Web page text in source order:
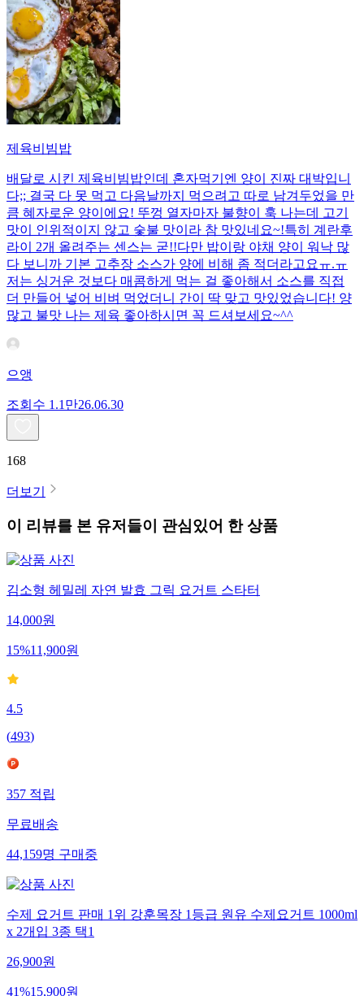
제육비빔밥
배달로 시킨 제육비빔밥인데 혼자먹기엔 양이 진짜 대박입니
다;; 결국 다 못 먹고 다음날까지 먹으려고 따로 남겨두었을 만
큼 혜자로운 양이에요! 뚜껑 열자마자 불향이 훅 나는데 고기
맛이 인위적이지 않고 숯불 맛이라 참 맛있네요~!특히 계란후
라이 2개 올려주는 센스는 굳!! ​다만 밥이랑 야채 양이 워낙 많
다 보니까 기본 고추장 소스가 양에 비해 좀 적더라고요ㅠ.ㅠ
저는 싱거운 것보다 매콤하게 먹는 걸 좋아해서 소스를 직접
더 만들어 넣어 비벼 먹었더니 간이 딱 맞고 맛있었습니다! 양
많고 불맛 나는 제육 좋아하시면 꼭 드셔보세요~^^
으앵
조회수 1.1만26.06.30
168
더보기
이 리뷰를 본 유저들이 관심있어 한 상품
김소형 헤밀레 자연 발효 그릭 요거트 스타터
14,000원
15%11,900원
4.5
(493)
357 적립
무료배송
44,159명 구매중
수제 요거트 판매 1위 강훈목장 1등급 원유 수제요거트 1000ml
x 2개입 3종 택1
26,900원
41%15,900원